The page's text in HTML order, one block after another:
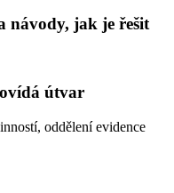
návody, jak je řešit
útvar
oddělení evidence